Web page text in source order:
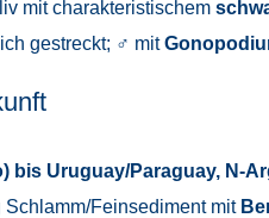
mit charakteristischem
gestreckt; ♂ mit
bis Uruguay/Paraguay, N-
Schlamm/Feinsediment mit